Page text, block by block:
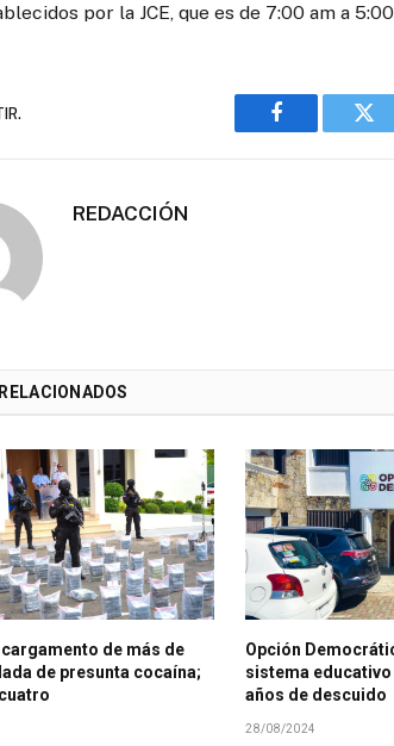
por la JCE, que es de 7:00 am a
Facebook
REDACCIÓN
RELACIONADOS
cargamento de más de
de presunta cocaína;
Opción
sistema
años de descuido
28/08/2024